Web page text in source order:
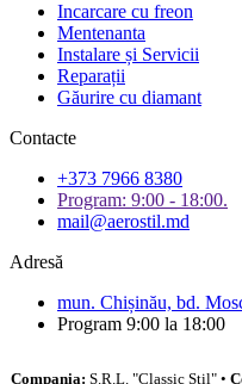
Incarcare cu freon
Mentenanta
Instalare și Servicii
Reparații
Găurire cu diamant
Contacte
+373 7966 8380
Program: 9:00 - 18:00.
mail@aerostil.md
Adresă
mun. Chișinău, bd.
Program 9:00 la 18:00
Compania: S.R.L. "Classic Stil" •